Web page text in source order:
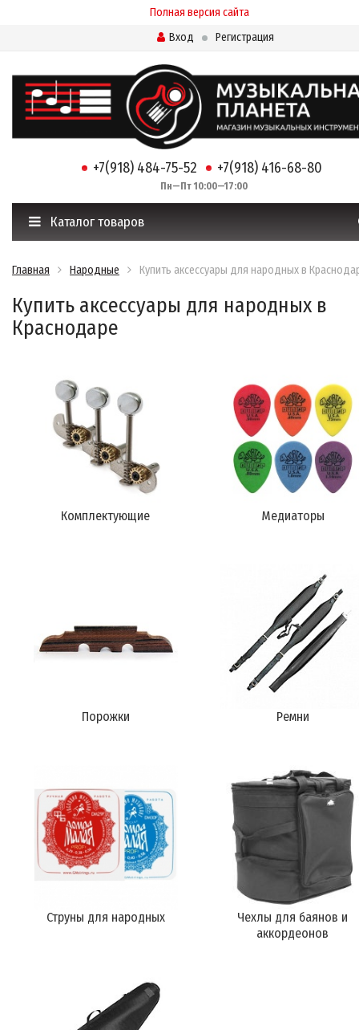
Полная версия сайта
Вход
Регистрация
+7(918) 484-75-52 +7(918) 416-68-80
Пн—Пт 10:00—17:00
Каталог товаров
Главная Народные Купить аксессуары для народных в
Купить аксессуары для народных в
Краснодаре
Комплектующие Медиаторы
Порожки Ремни
Струны для народных
Чехлы для баянов и
аккордеонов